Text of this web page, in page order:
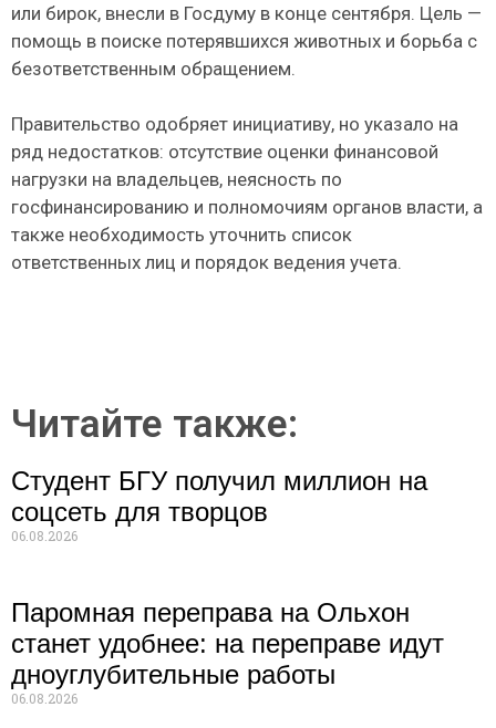
или бирок, внесли в Госдуму в конце сентября. Цель —
помощь в поиске потерявшихся животных и борьба с
безответственным обращением.
Правительство одобряет инициативу, но указало на
ряд недостатков: отсутствие оценки финансовой
нагрузки на владельцев, неясность по
госфинансированию и полномочиям органов власти, а
также необходимость уточнить список
ответственных лиц и порядок ведения учета.
Читайте также:
Студент БГУ получил миллион на
соцсеть для творцов
06.08.2026
Паромная переправа на Ольхон
станет удобнее: на переправе идут
дноуглубительные работы
06.08.2026